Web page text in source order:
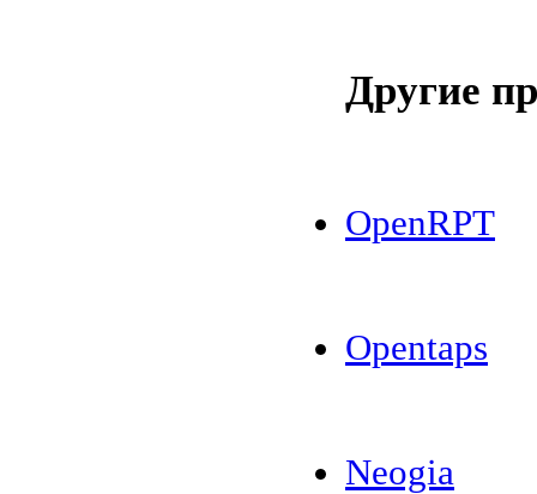
Другие
OpenRPT
Opentaps
Neogia